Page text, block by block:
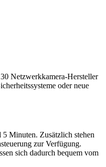
Netzwerkkamera-Hersteller
oder neue
Minuten. Zusätzlich stehen
zur Verfügung.
sich dadurch bequem vom